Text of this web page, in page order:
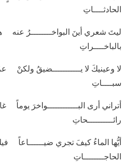
الحادثــــاتِ
ليتَ شعري أينَ البواخــــــــرُ عنه
بالباخــــراتِ
لا وعينيكَ لا يـــــــــــضيقُ ولكنْ
سبــــاتِ
أتراني أرى البــــــــــــواخرَ
رائــــــــــحاتِ
أيُّها الماءُ كيفَ تجري ضيــــــاعاً
الحاجــــــــاتِ